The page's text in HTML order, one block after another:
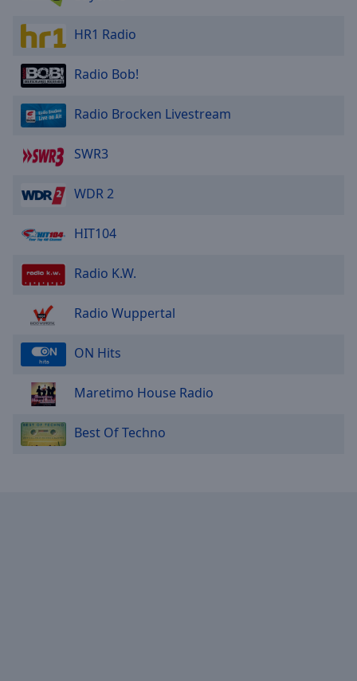
HR1 Radio
Radio Bob!
Radio Brocken Livestream
SWR3
WDR 2
HIT104
Radio K.W.
Radio Wuppertal
ON Hits
Maretimo House Radio
Best Of Techno